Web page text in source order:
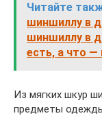
Читайте
шиншиллу в
шиншиллу в
есть, а что —
Из мягких шкур
предметы